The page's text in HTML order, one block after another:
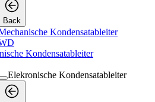
Back
Kondensatableiter
Kondensatableiter
Elekronische Kondensatableiter